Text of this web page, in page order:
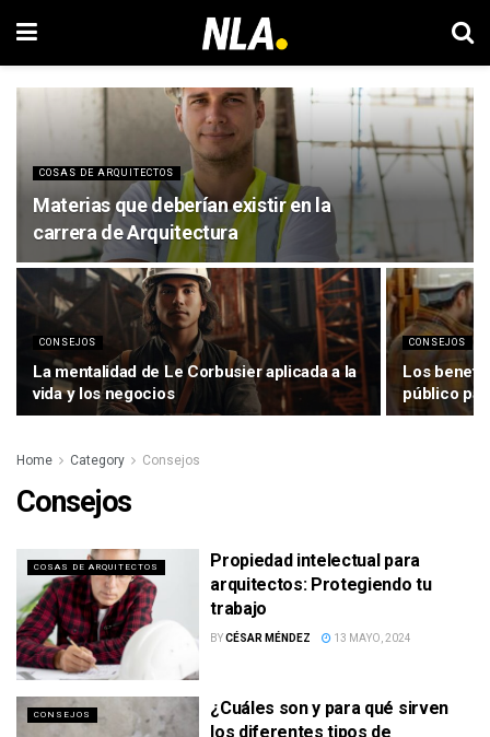
COSAS DE ARQUITECTOS
Materias que deberían existir en la
carrera de Arquitectura
CONSEJOS
La mentalidad de Le Corbusier aplicada a la
vida y los negocios
CONSEJOS
Los
público
Home Category Consejos
Consejos
COSAS DE ARQUITECTOS
Propiedad intelectual para
arquitectos: Protegiendo tu
trabajo
BYCÉSAR MÉNDEZ 13 MAYO, 2024
CONSEJOS
¿Cuáles son y para qué sirven
los diferentes tipos de